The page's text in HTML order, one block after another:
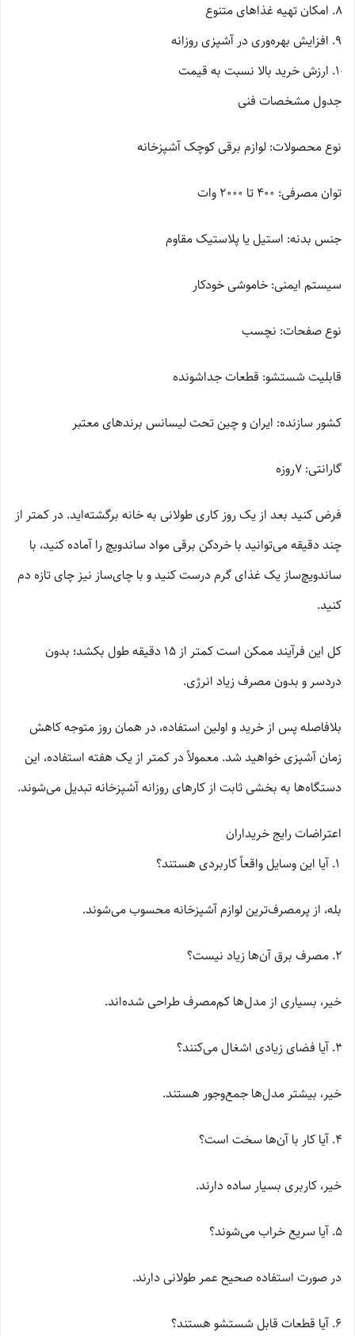
امکان تهیه غذاهای متنوع
افزایش بهره‌وری در آشپزی روزانه
ارزش خرید بالا نسبت به قیمت
جدول مشخصات فنی
نوع محصولات: لوازم برقی کوچک آشپزخانه
توان مصرفی: 400 تا 2000 وات
جنس بدنه: استیل یا پلاستیک مقاوم
سیستم ایمنی: خاموشی خودکار
نوع صفحات: نچسب
قابلیت شستشو: قطعات جداشونده
کشور سازنده: ایران و چین تحت لیسانس برندهای معتبر
گارانتی: 7روزه
فرض کنید بعد از یک روز کاری طولانی به خانه برگشته‌اید. در کمتر از
چند دقیقه می‌توانید با خردکن برقی مواد ساندویچ را آماده کنید، با
ساندویچ‌ساز یک غذای گرم درست کنید و با چای‌ساز نیز چای تازه دم
کنید.
کل این فرآیند ممکن است کمتر از 15 دقیقه طول بکشد؛ بدون
دردسر و بدون مصرف زیاد انرژی.
بلافاصله پس از خرید و اولین استفاده، در همان روز متوجه کاهش
زمان آشپزی خواهید شد. معمولاً در کمتر از یک هفته استفاده، این
دستگاه‌ها به بخشی ثابت از کارهای روزانه آشپزخانه تبدیل می‌شوند.
اعتراضات رایج خریداران
آیا این وسایل واقعاً کاربردی هستند؟
بله، از پرمصرف‌ترین لوازم آشپزخانه محسوب می‌شوند.
مصرف برق آن‌ها زیاد نیست؟
خیر، بسیاری از مدل‌ها کم‌مصرف طراحی شده‌اند.
آیا فضای زیادی اشغال می‌کنند؟
خیر، بیشتر مدل‌ها جمع‌وجور هستند.
آیا کار با آن‌ها سخت است؟
خیر، کاربری بسیار ساده دارند.
آیا سریع خراب می‌شوند؟
در صورت استفاده صحیح عمر طولانی دارند.
آیا قطعات قابل شستشو هستند؟